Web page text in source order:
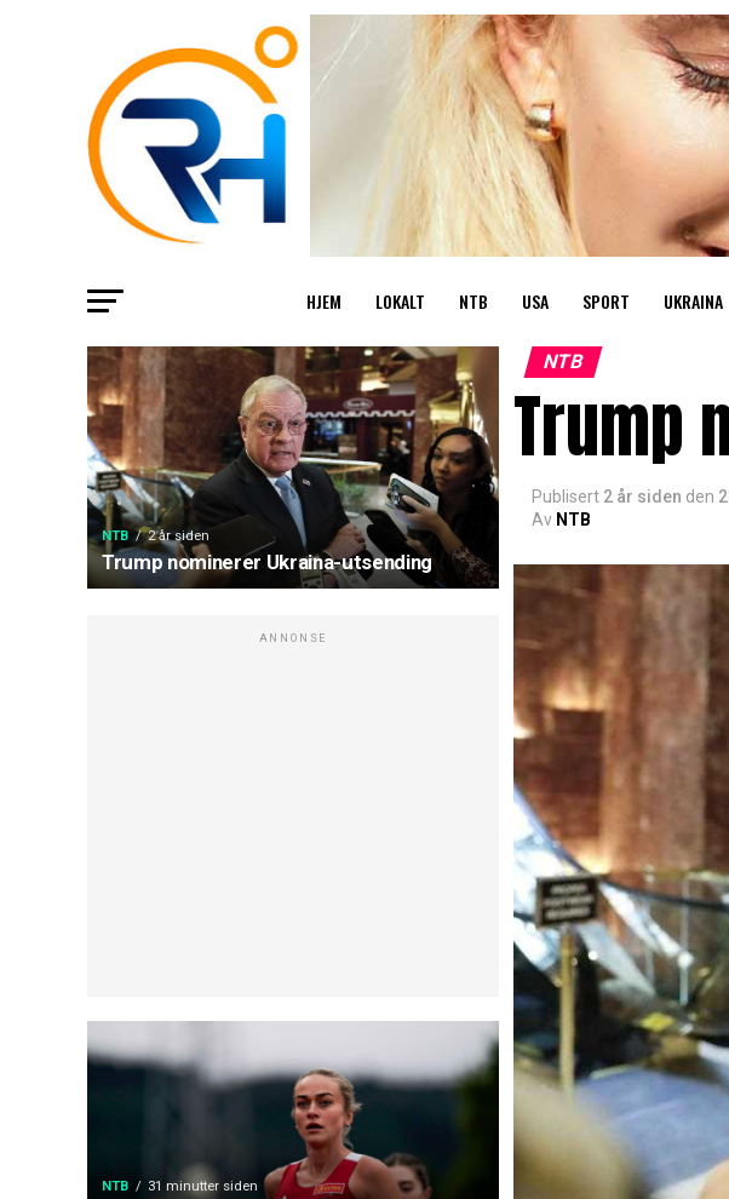
HJEM LOKALT NTB USA SPORT UKRAINA
NTB 2 år siden
Trump nominerer Ukraina-utsending
ANNONSE
NTB 31 minutter siden
NTB
Trump
Publisert 2 år siden den
Av NTB